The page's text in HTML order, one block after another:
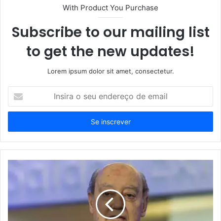
With Product You Purchase
Subscribe to our mailing list
to get the new updates!
Lorem ipsum dolor sit amet, consectetur.
seu
de
email